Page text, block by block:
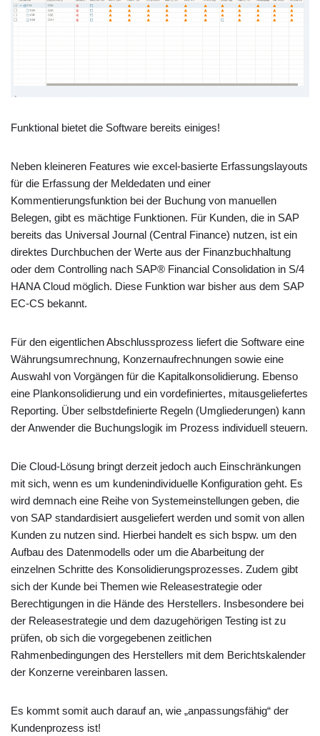
Funktional bietet die Software bereits einiges!
Neben kleineren Features wie excel-basierte Erfassungslayouts
für die Erfassung der Meldedaten und einer
Kommentierungsfunktion bei der Buchung von manuellen
Belegen, gibt es mächtige Funktionen. Für Kunden, die in SAP
bereits das Universal Journal (Central Finance) nutzen, ist ein
direktes Durchbuchen der Werte aus der Finanzbuchhaltung
oder dem Controlling nach SAP® Financial Consolidation in S/4
HANA Cloud möglich. Diese Funktion war bisher aus dem SAP
EC-CS bekannt.
Für den eigentlichen Abschlussprozess liefert die Software eine
Währungsumrechnung, Konzernaufrechnungen sowie eine
Auswahl von Vorgängen für die Kapitalkonsolidierung. Ebenso
eine Plankonsolidierung und ein vordefiniertes, mitausgeliefertes
Reporting. Über selbstdefinierte Regeln (Umgliederungen) kann
der Anwender die Buchungslogik im Prozess individuell steuern.
Die Cloud-Lösung bringt derzeit jedoch auch Einschränkungen
mit sich, wenn es um kundenindividuelle Konfiguration geht. Es
wird demnach eine Reihe von Systemeinstellungen geben, die
von SAP standardisiert ausgeliefert werden und somit von allen
Kunden zu nutzen sind. Hierbei handelt es sich bspw. um den
Aufbau des Datenmodells oder um die Abarbeitung der
einzelnen Schritte des Konsolidierungsprozesses. Zudem gibt
sich der Kunde bei Themen wie Releasestrategie oder
Berechtigungen in die Hände des Herstellers. Insbesondere bei
der Releasestrategie und dem dazugehörigen Testing ist zu
prüfen, ob sich die vorgegebenen zeitlichen
Rahmenbedingungen des Herstellers mit dem Berichtskalender
der Konzerne vereinbaren lassen.
Es kommt somit auch darauf an, wie „anpassungsfähig“ der
Kundenprozess ist!